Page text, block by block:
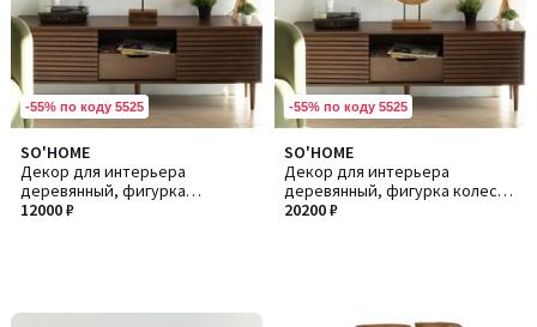
-55% по коду 5525
SO'HOME
Декор для интерьера
деревянный, фигурка
абстракция из манго
12000 ₽
-55% по коду 5525
SO'HOME
Декор для интерьера
деревянный, фигурка колесо
из манго
20200 ₽